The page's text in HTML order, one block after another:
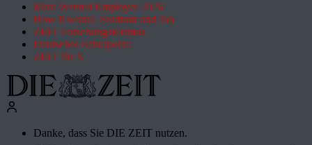
Most Wanted Employer 2026
How it works: Studium und Job
ZEIT Forschungskosmos
Deutsches Schulportal
ZEIT für X
Danke, dass Sie DIE ZEIT nutzen.